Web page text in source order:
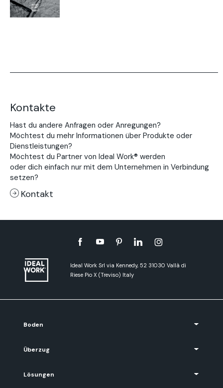
Kontakte
Hast du andere Anfragen oder Anregungen?
Möchtest du mehr Informationen über Produkte oder
Dienstleistungen?
Möchtest du Partner von Ideal Work® werden
oder dich einfach nur mit dem Unternehmen in Verbindung
setzen?
Kontakt
Ideal Work Srl via Kennedy, 52 31030 Vallà di
Riese Pio X (Treviso) Italy
Boden
Überzug
Lösungen